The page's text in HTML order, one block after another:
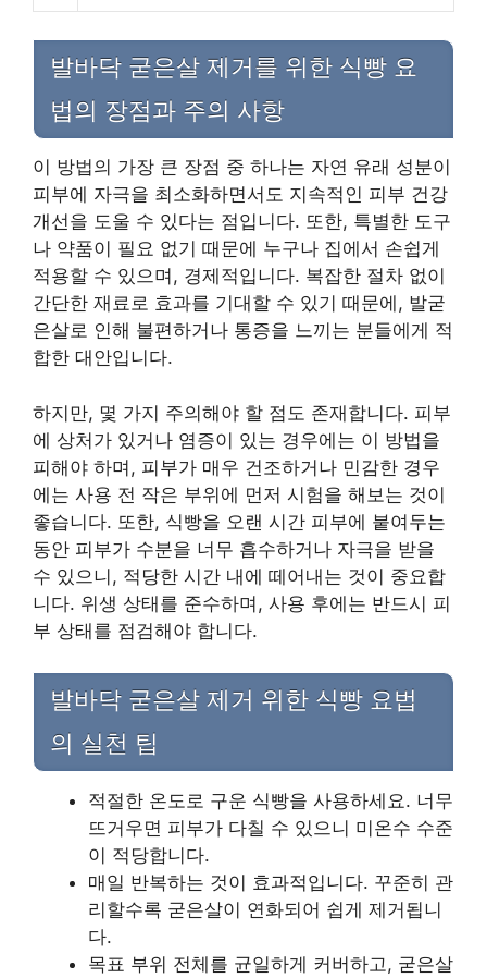
발바닥 굳은살 제거를 위한 식빵 요
법의 장점과 주의 사항
이 방법의 가장 큰 장점 중 하나는 자연 유래 성분이
피부에 자극을 최소화하면서도 지속적인 피부 건강
개선을 도울 수 있다는 점입니다. 또한, 특별한 도구
나 약품이 필요 없기 때문에 누구나 집에서 손쉽게
적용할 수 있으며, 경제적입니다. 복잡한 절차 없이
간단한 재료로 효과를 기대할 수 있기 때문에, 발굳
은살로 인해 불편하거나 통증을 느끼는 분들에게 적
합한 대안입니다.
하지만, 몇 가지 주의해야 할 점도 존재합니다. 피부
에 상처가 있거나 염증이 있는 경우에는 이 방법을
피해야 하며, 피부가 매우 건조하거나 민감한 경우
에는 사용 전 작은 부위에 먼저 시험을 해보는 것이
좋습니다. 또한, 식빵을 오랜 시간 피부에 붙여두는
동안 피부가 수분을 너무 흡수하거나 자극을 받을
수 있으니, 적당한 시간 내에 떼어내는 것이 중요합
니다. 위생 상태를 준수하며, 사용 후에는 반드시 피
부 상태를 점검해야 합니다.
발바닥 굳은살 제거 위한 식빵 요법
의 실천 팁
적절한 온도로 구운 식빵을 사용하세요. 너무
뜨거우면 피부가 다칠 수 있으니 미온수 수준
이 적당합니다.
매일 반복하는 것이 효과적입니다. 꾸준히 관
리할수록 굳은살이 연화되어 쉽게 제거됩니
다.
목표 부위 전체를 균일하게 커버하고, 굳은살